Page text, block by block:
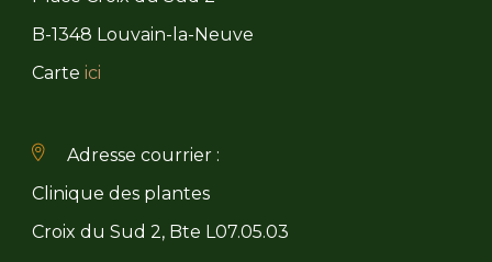
B-1348 Louvain-la-Neuve
Carte ici
Adresse courrier :
Clinique des plantes
Croix du Sud 2, Bte L07.05.03